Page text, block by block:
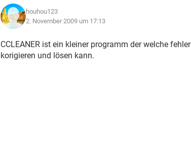
houhou123
2. November 2009 um 17:13
CCLEANER ist ein kleiner programm der welche fehler
korigieren und lösen kann.